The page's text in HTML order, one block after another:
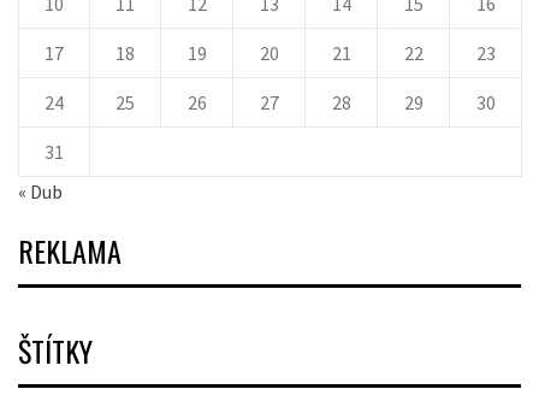
17 18 19 20 21 22 23
24 25 26 27 28 29 30
31
« Dub
REKLAMA
ŠTÍTKY